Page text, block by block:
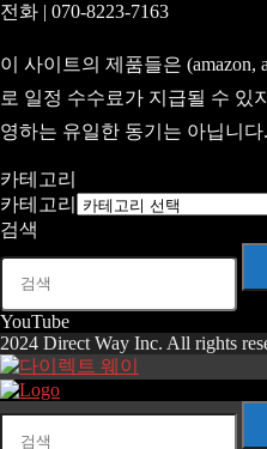
전화 | 070-8223-7163
이 사이트의 제품들은 (amazon,
로 일정 수수료가 지급될 수 있
영하는 유일한 동기는 아닙니다.
카테고리
카테고리
검색
YouTube
2024 Direct Way Inc. All rights